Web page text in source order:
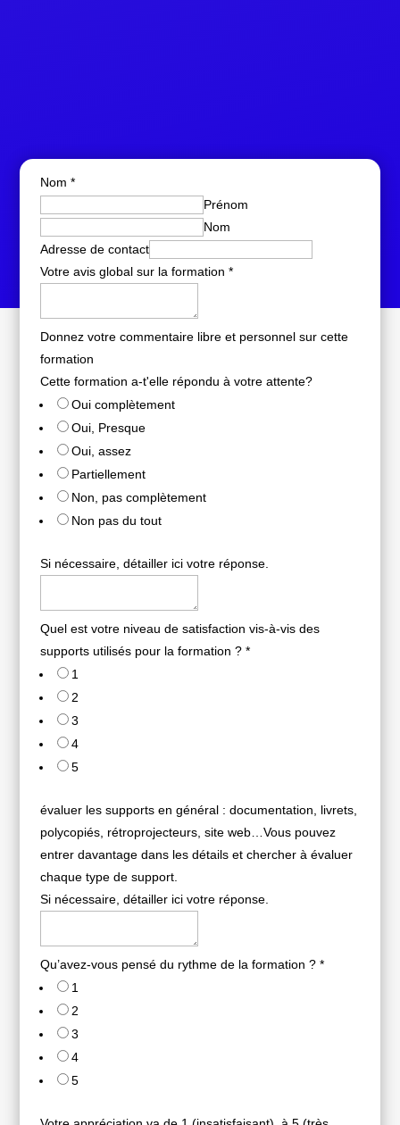
Nom *
Prénom
Nom
Adresse de contact
Votre avis global sur la formation *
Donnez votre commentaire libre et personnel sur cette
formation
Cette formation a-t'elle répondu à votre attente?
Oui complètement
Oui, Presque
Oui, assez
Partiellement
Non, pas complètement
Non pas du tout
Si nécessaire, détailler ici votre réponse.
Quel est votre niveau de satisfaction vis-à-vis des
supports utilisés pour la formation ? *
1
2
3
4
5
évaluer les supports en général : documentation, livrets,
polycopiés, rétroprojecteurs, site web…Vous pouvez
entrer davantage dans les détails et chercher à évaluer
chaque type de support.
Si nécessaire, détailler ici votre réponse.
Qu’avez-vous pensé du rythme de la formation ? *
1
2
3
4
5